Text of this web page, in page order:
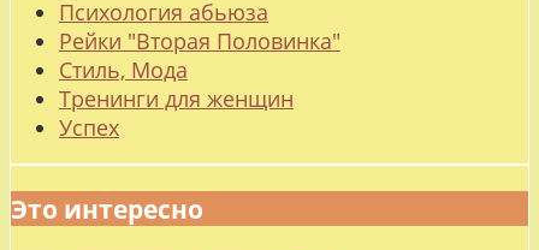
Психология абьюза
Рейки "Вторая Половинка"
Стиль, Мода
Тренинги для женщин
Успех
Это интересно